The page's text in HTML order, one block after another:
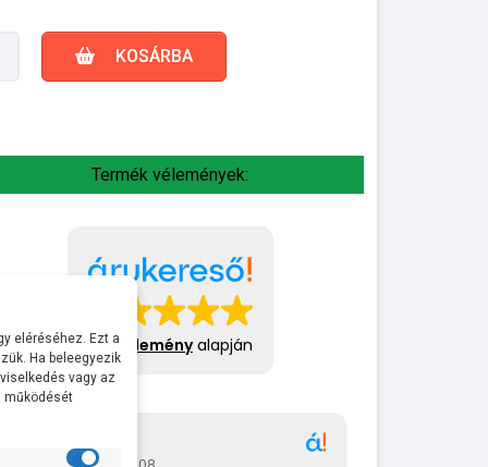
KOSÁRBA
Termék vélemények:
413 véleményalapján
Gábor
eléréséhez. Ezt a
Ha beleegyezik
vagy az
működését